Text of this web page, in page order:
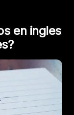
en ingles